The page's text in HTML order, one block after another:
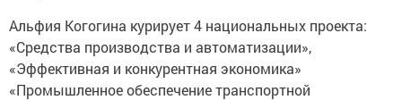
Альфия Когогина курирует 4 национальных проекта:
«Средства производства и автоматизации»,
«Эффективная и конкурентная экономика»
«Промышленное обеспечение транспортной